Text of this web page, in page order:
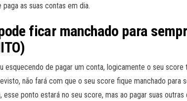
as suas contas em dia.
ficar manchado para
esquecendo de pagar um conta, logicamente o seu score
não fará com que o seu score fique manchado para
ponto estará no seu score, mas ao pagar suas